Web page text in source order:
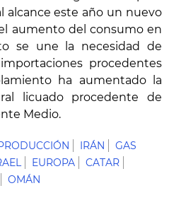
alcance este año un nuevo
aumento del consumo en
se une la necesidad de
procedentes
ha aumentado la
licuado procedente de
Medio.
IRÁN
GAS
EUROPA
CATAR
OMÁN